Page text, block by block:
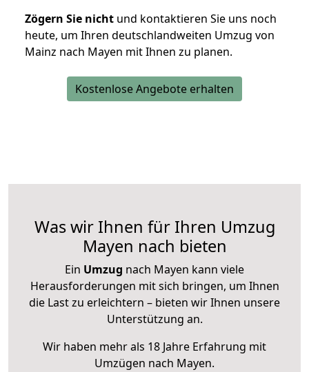
Zögern Sie nicht und kontaktieren Sie uns noch
heute, um Ihren deutschlandweiten Umzug von
Mainz nach Mayen mit Ihnen zu planen.
Kostenlose Angebote erhalten
Was wir Ihnen für Ihren Umzug
Mayen nach bieten
Ein Umzug nach Mayen kann viele
Herausforderungen mit sich bringen, um Ihnen
die Last zu erleichtern – bieten wir Ihnen unsere
Unterstützung an.
Wir haben mehr als 18 Jahre Erfahrung mit
Umzügen nach Mayen.